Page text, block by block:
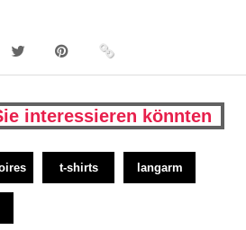
interessieren könnten
t-shirts langarm